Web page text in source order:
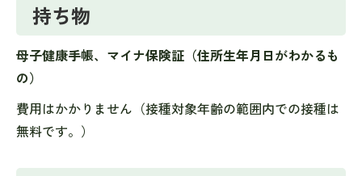
持ち物
母子健康手帳、マイナ保険証（住所生年月日がわかるも
の）
費用はかかりません（接種対象年齢の範囲内での接種は
無料です。）